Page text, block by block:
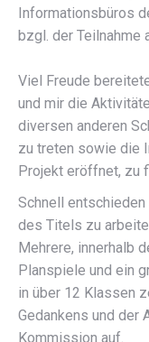
Informationsbüros
bzgl. der Teilnahme
Viel Freude
und mir die
diversen anderen
zu treten sowie die
Projekt eröffnet, zu
Schnell
des Titels zu
Mehrere, innerhalb
Planspiele und ein
in über 12 Klassen
Gedankens und der
Kommission auf.